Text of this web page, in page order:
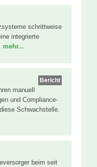
schrittweise
integrierte
mehr...
Bericht
manuell
und Compliance-
Schwachstelle.
beim seit